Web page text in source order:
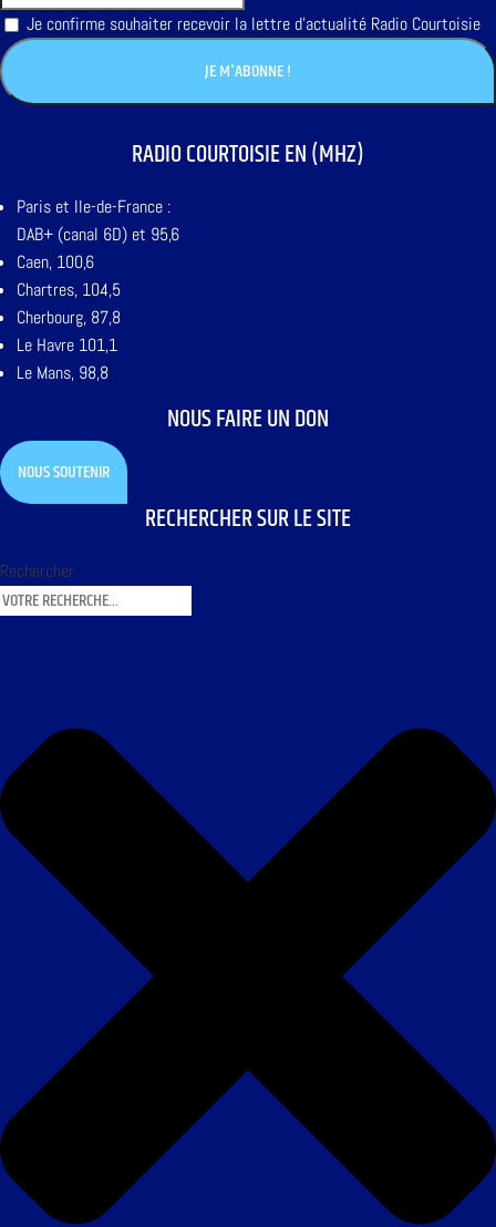
Je confirme souhaiter recevoir la lettre d'actualité Radio Courtoisie
RADIO COURTOISIE EN (MHZ)
Paris et Ile-de-France :
DAB+ (canal 6D) et 95,6
Caen, 100,6
Chartres, 104,5
Cherbourg, 87,8
Le Havre 101,1
Le Mans, 98,8
NOUS FAIRE UN DON
NOUS SOUTENIR
RECHERCHER SUR LE SITE
Rechercher